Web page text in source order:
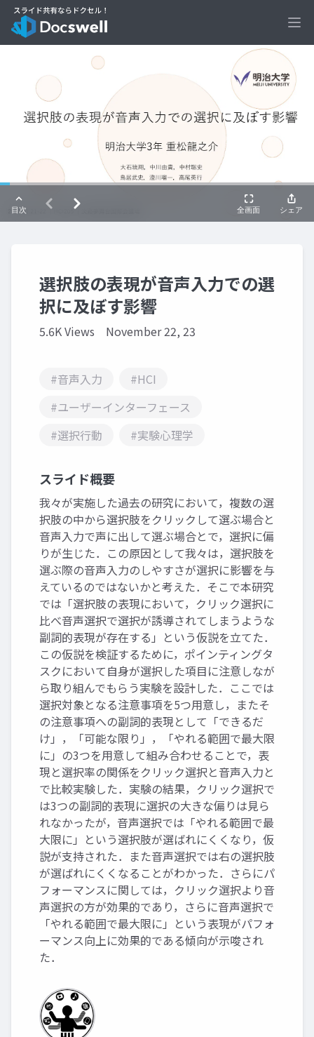
選択肢の表現が音声入力での選
択に及ぼす影響
5.6K Views November 22, 23
#音声入力
#HCI
#ユーザーインターフェース
#選択行動
#実験心理学
スライド概要
我々が実施した過去の研究において，複数の選
択肢の中から選択肢をクリックして選ぶ場合と
音声入力で声に出して選ぶ場合とで，選択に偏
りが生じた．この原因として我々は，選択肢を
選ぶ際の音声入力のしやすさが選択に影響を与
えているのではないかと考えた．そこで本研究
では「選択肢の表現において，クリック選択に
比べ音声選択で選択が誘導されてしまうような
副詞的表現が存在する」という仮説を立てた．
この仮説を検証するために，ポインティングタ
スクにおいて自身が選択した項目に注意しなが
ら取り組んでもらう実験を設計した．ここでは
選択対象となる注意事項を5つ用意し，またそ
の注意事項への副詞的表現として「できるだ
け」，「可能な限り」，「やれる範囲で最大限
に」の3つを用意して組み合わせることで，表
現と選択率の関係をクリック選択と音声入力と
で比較実験した．実験の結果，クリック選択で
は3つの副詞的表現に選択の大きな偏りは見ら
れなかったが，音声選択では「やれる範囲で最
大限に」という選択肢が選ばれにくくなり，仮
説が支持された．また音声選択では右の選択肢
が選ばれにくくなることがわかった．さらにパ
フォーマンスに関しては，クリック選択より音
声選択の方が効果的であり，さらに音声選択で
「やれる範囲で最大限に」という表現がパフォ
ーマンス向上に効果的である傾向が示唆され
た．